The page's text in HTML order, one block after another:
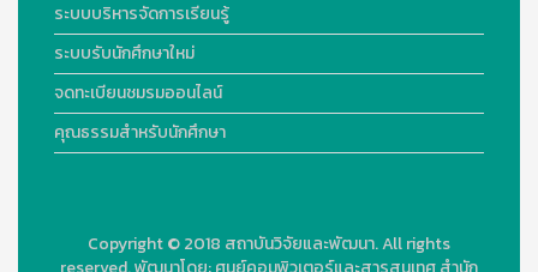
ระบบบริหารจัดการเรียนรู้
ระบบรับนักศึกษาใหม่
จดทะเบียนชมรมออนไลน์
คุณธรรมสำหรับนักศึกษา
Copyright © 2018 สถาบันวิจัยและพัฒนา. All rights